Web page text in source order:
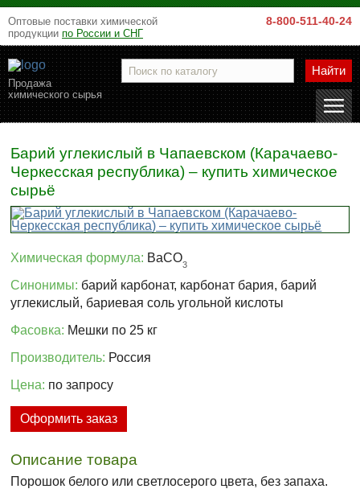
Оптовые поставки химической
продукции по России и СНГ
8-800-511-40-24
Продажа
химического сырья
Найти
Барий углекислый в Чапаевском (Карачаево-
Черкесская республика) – купить химическое
сырьё
Химическая формула: BaCO3
Синонимы: барий карбонат, карбонат бария, барий
углекислый, бариевая соль угольной кислоты
Фасовка: Мешки по 25 кг
Производитель: Россия
Цена: по запросу
Оформить заказ
Описание товара
Порошок белого или светлосерого цвета, без запаха.